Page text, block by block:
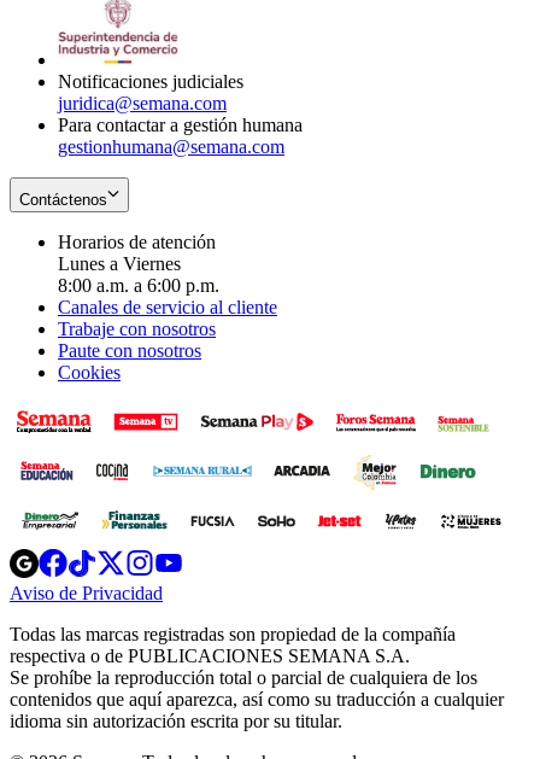
Notificaciones judiciales
juridica@semana.com
Para contactar a gestión humana
gestionhumana@semana.com
Contáctenos
Horarios de atención
Lunes a Viernes
8:00 a.m. a 6:00 p.m.
Canales de servicio al cliente
Trabaje con nosotros
Paute con nosotros
Cookies
Opens
in
new
Opens
in
new
Opens
in
new
window
Opens
new
windowwindow
Aviso de Privacidad
new
window
Todas las marcas registradas son propiedad de la compañía
respectiva o de PUBLICACIONES SEMANA S.A.
Se prohíbe la reproducción total o parcial de cualquiera de los
contenidos que aquí aparezca, así como su traducción a cualquier
idioma sin autorización escrita por su titular.